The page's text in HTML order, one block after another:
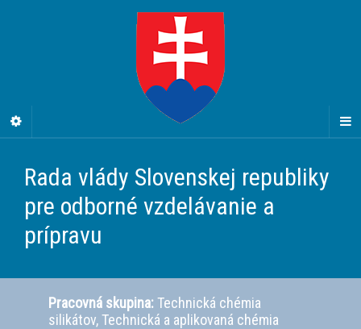
Rada vlády Slovenskej republiky
pre odborné vzdelávanie a
prípravu
Pracovná skupina:Technická chémia
silikátov, Technická a aplikovaná chémia